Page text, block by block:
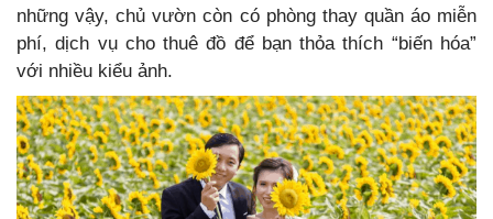
những vậy, chủ vườn còn có phòng thay quần áo miễn
phí, dịch vụ cho thuê đồ để bạn thỏa thích “biến hóa”
với nhiều kiểu ảnh.